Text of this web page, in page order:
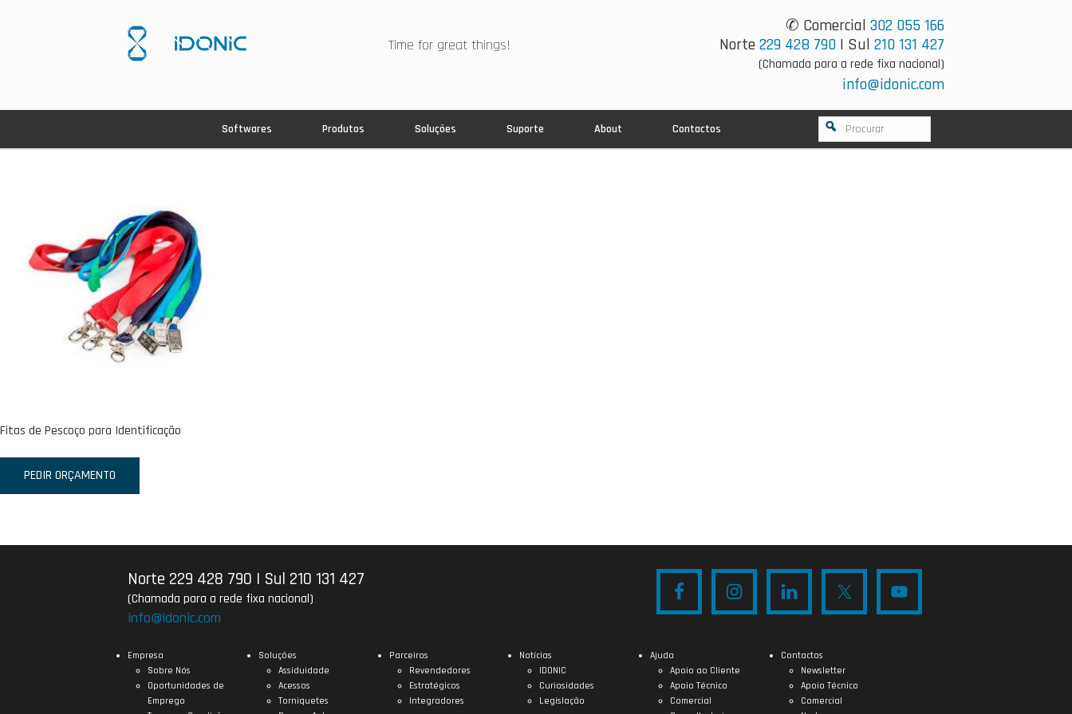
Time for great things!
✆ Comercial 302 055 166
Norte229 428 790 | Sul 210 131 427
(Chamada para a rede fixa nacional)
info@idonic.com
Softwares Produtos Soluções Suporte About Contactos
Fitas de Pescoço para Identificação
PEDIR ORÇAMENTO
Norte 229 428 790 | Sul 210 131 427
(Chamada para a rede fixa nacional)
info@idonic.com
Empresa
Sobre Nós
Oportunidades de
Emprego
Soluções
Assiduidade
Acessos
Torniquetes
Parceiros
Revendedores
Estratégicos
Integradores
Notícias
IDONIC
Curiosidades
Legislação
Ajuda
Apoio ao Cliente
Apoio Técnico
Comercial
Contactos
Newsletter
Apoio Técnico
Comercial